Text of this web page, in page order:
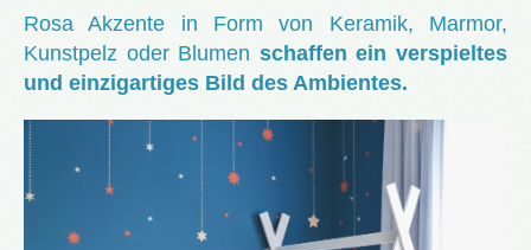
Rosa Akzente in Form von Keramik, Marmor,
Kunstpelz oder Blumen schaffen ein verspieltes
und einzigartiges Bild des Ambientes.